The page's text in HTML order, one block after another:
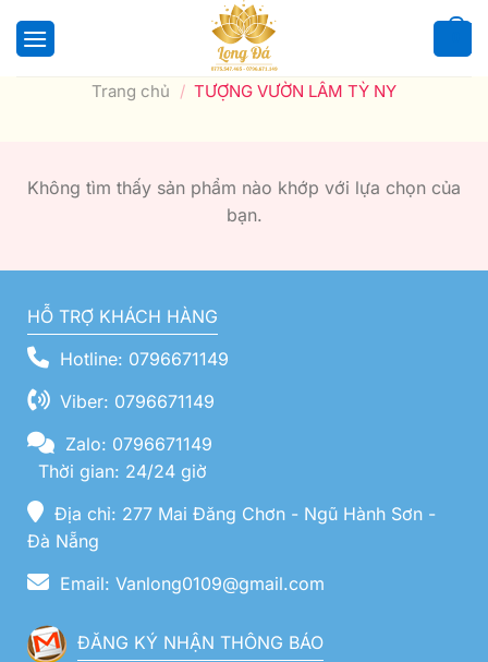
qua
Trang chủ / TƯỢNG VƯỜN LÂM TỲ NY
Không tìm thấy sản phẩm nào khớp với lựa chọn của
bạn.
HỖ TRỢ KHÁCH HÀNG
Hotline: 0796671149
Viber: 0796671149
Zalo: 0796671149
Thời gian: 24/24 giờ
Địa chỉ: 277 Mai Đăng Chơn - Ngũ Hành Sơn -
Đà Nẵng
Email: Vanlong0109@gmail.com
ĐĂNG KÝ NHẬN THÔNG BÁO